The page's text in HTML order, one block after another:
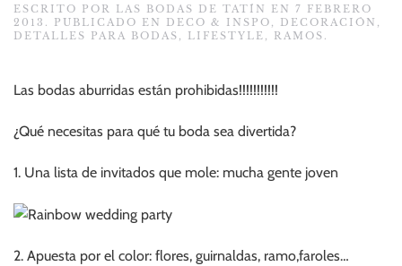
ESCRITO POR LAS BODAS DE TATÍN EN 7 FEBRERO
2013 . PUBLICADO EN DECO & INSPO , DECORACIÓN ,
DETALLES PARA BODAS , LIFESTYLE , RAMOS .
Las bodas aburridas están prohibidas!!!!!!!!!!!
¿Qué necesitas para qué tu boda sea divertida?
1. Una lista de invitados que mole: mucha gente joven
2. Apuesta por el color: flores, guirnaldas, ramo,faroles…